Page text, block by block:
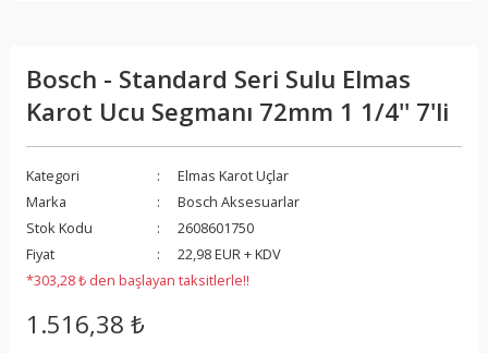
Bosch - Standard Seri Sulu Elmas
Karot Ucu Segmanı 72mm 1 1/4'' 7'li
Kategori
Elmas Karot Uçlar
Marka
Bosch Aksesuarlar
Stok Kodu
2608601750
Fiyat
22,98 EUR + KDV
*303,28 ₺ den başlayan taksitlerle!!
1.516,38 ₺